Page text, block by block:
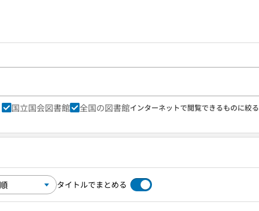
国立国会図書館 全国の図書館インターネットで閲覧できるものに絞る
タイトルでまとめる